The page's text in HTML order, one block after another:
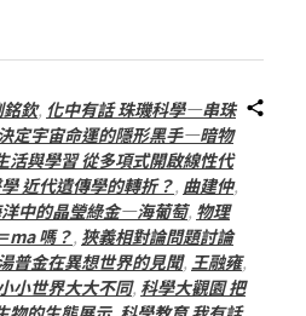
銘欽, 化中有話 珠璣科學—串珠
定宇宙命運的隱形黑手—暗物
活與學習 從多項式開啟線性代
近代遺傳學的轉折？, 曲建仲,
洋中的晶瑩綠金—海葡萄, 物理
ma 嗎？, 狹義相對論問題討論
普金在異想世界的見聞, 王融雍,
小世界大大不同, 科學大觀園 把